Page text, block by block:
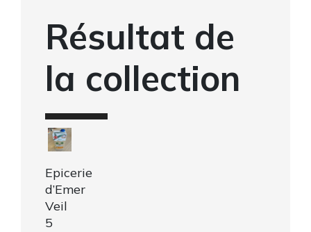
Résultat de
la collection
Epicerie
d’Emer
Veil
5